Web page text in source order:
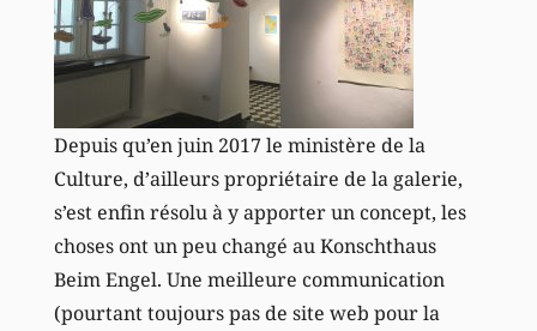
Depuis qu’en juin 2017 le ministère de la
Culture, d’ailleurs propriétaire de la galerie,
s’est enfin résolu à y apporter un concept, les
choses ont un peu changé au Konschthaus
Beim Engel. Une meilleure communication
(pourtant toujours pas de site web pour la